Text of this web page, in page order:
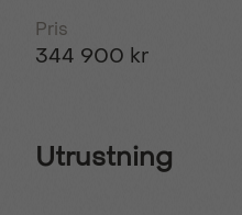
Pris
344 900 kr
Utrustning